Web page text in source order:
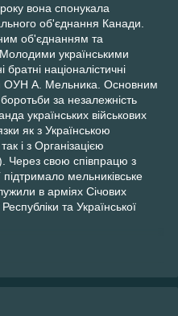
вона спонукала
об'єднання Канади.
об'єднанням та
Молодими українськими
братні націоналістичні
ОУН А. Мельника. Основним
за незалежність
українських військових
як з Українською
і з Організацією
Через свою співпрацю з
мельниківське
в арміях Січових
та Української